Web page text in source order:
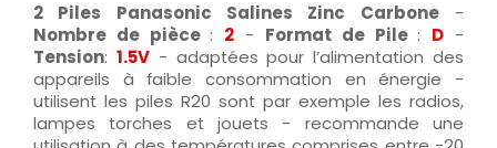
2 Piles Panasonic Salines Zinc Carbone-
Nombre de pièce : 2 - Format de Pile : D -
Tension: 1.5V- adaptées pour l’alimentation des
appareils à faible consommation en énergie -
utilisent les piles R20 sont par exemple les radios,
lampes torches et jouets - recommande une